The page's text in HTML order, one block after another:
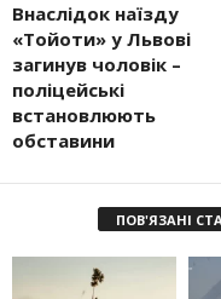
Внаслідок наїзду
«Тойоти» у Львові
загинув чоловік –
поліцейські
встановлюють
обставини
ПОВ'ЯЗАНІ